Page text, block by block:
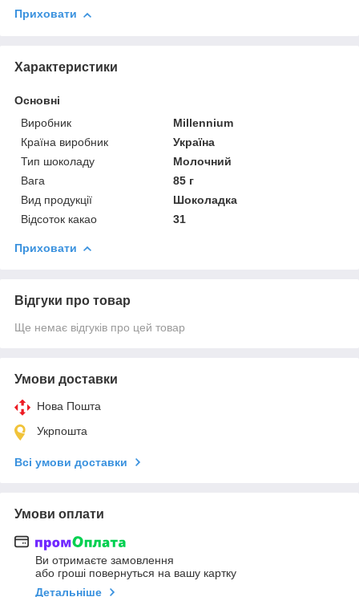
Приховати
Характеристики
Основні
Виробник
Millennium
Країна виробник
Україна
Тип шоколаду
Молочний
Вага
85 г
Вид продукції
Шоколадка
Відсоток какао
31
Приховати
Відгуки про товар
Ще немає відгуків про цей товар
Умови доставки
Нова Пошта
Укрпошта
Всі умови доставки
Умови оплати
Ви отримаєте замовлення
або гроші повернуться на вашу картку
Детальніше